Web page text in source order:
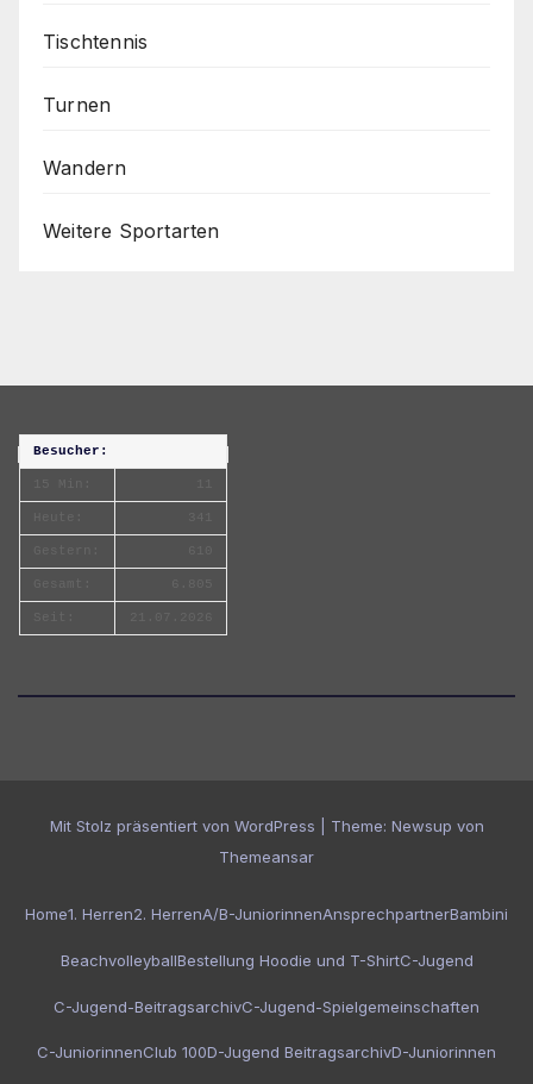
Tischtennis
Turnen
Wandern
Weitere Sportarten
Besucher:
Mit Stolz präsentiert von WordPress Theme: Newsup von
Themeansar
Home1. Herren2. HerrenA/B-JuniorinnenAnsprechpartnerBambini
BeachvolleyballBestellung Hoodie und T-ShirtC-Jugend
C-Jugend-BeitragsarchivC-Jugend-Spielgemeinschaften
C-JuniorinnenClub 100D-Jugend BeitragsarchivD-Juniorinnen